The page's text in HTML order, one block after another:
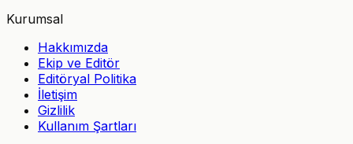
Kurumsal
Hakkımızda
Ekip ve Editör
Editöryal Politika
İletişim
Gizlilik
Kullanım Şartları